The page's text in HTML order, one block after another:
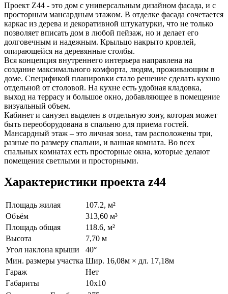
Проект Z44 - это дом с универсальным дизайном фасада, и с
просторным мансардным этажом. В отделке фасада сочетается
каркас из дерева и декоративной штукатурки, что не только
позволяет вписать дом в любой пейзаж, но и делает его
долговечным и надежным. Крыльцо накрыто кровлей,
опирающейся на деревянные столбы.
Вся концепция внутреннего интерьера направлена на
создание максимального комфорта, людям, проживающим в
доме. Спецификой планировки стало решение сделать кухню
отдельной от столовой. На кухне есть удобная кладовка,
выход на террасу и большое окно, добавляющее в помещение
визуальный объем.
Кабинет и санузел выделен в отдельную зону, которая может
быть переоборудована в спальню для приема гостей.
Мансардный этаж – это личная зона, там расположены три,
разные по размеру спальни, и ванная комната. Во всех
спальных комнатах есть просторные окна, которые делают
помещения светлыми и просторными.
Характеристики проекта z44
Площадь жилая
107.2, м²
Объём
313,60 м³
Площадь общая
118.6, м²
Высота
7,70 м
Угол наклона крыши
40°
Мин. размеры участка Шир. 16,08м × дл. 17,18м
Гараж
Нет
Габариты
10х10